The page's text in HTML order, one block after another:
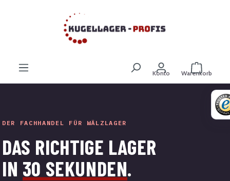
Zum Hauptinhalt springen
Konto Warenkorb
DER FACHHANDEL FÜR WÄLZLAGER
DAS RICHTIGE LAGER
IN 30 SEKUNDEN.